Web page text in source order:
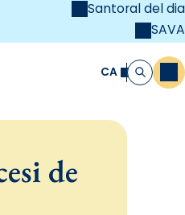
Santoral del dia
SAVA
CA Cerca
de